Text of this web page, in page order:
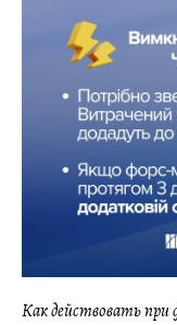
Как действовать